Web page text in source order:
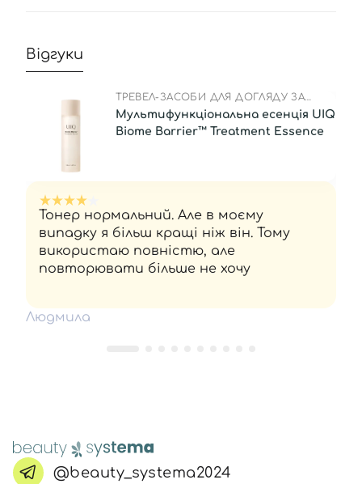
Відгуки
ТРЕВЕЛ-ЗАСОБИ ДЛЯ ДОГЛЯДУ ЗА
ОБЛИЧЧЯМ
Мультифункціональна есенція UIQ
Biome Barrier™ Treatment Essence
Тонер нормальний. Але в моєму
випадку я більш кращі ніж він. Тому
використаю повністю, але
повторювати більше не хочу
Людмила
@beauty_systema2024